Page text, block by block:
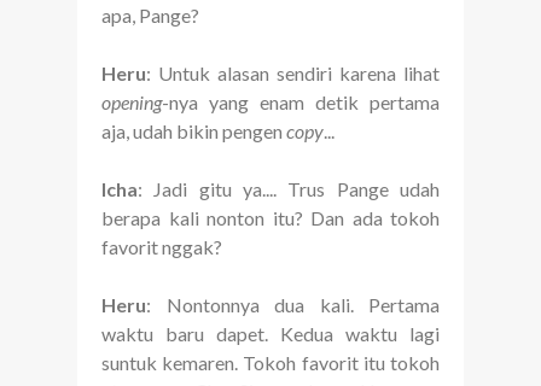
apa, Pange?
Heru: Untuk alasan sendiri karena lihat
opening-nya yang enam detik pertama
aja, udah bikin pengen copy...
Icha: Jadi gitu ya.... Trus Pange udah
berapa kali nonton itu? Dan ada tokoh
favorit nggak?
Heru: Nontonnya dua kali. Pertama
waktu baru dapet. Kedua waktu lagi
suntuk kemaren. Tokoh favorit itu tokoh